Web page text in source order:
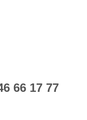
66 17 77